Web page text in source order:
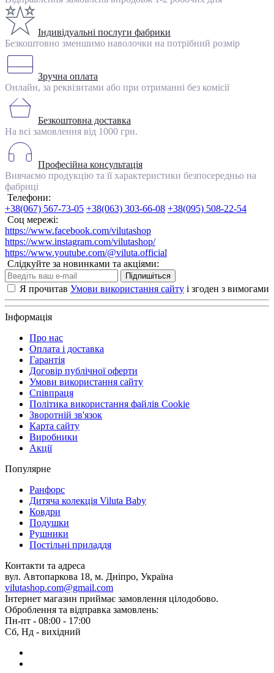
Індивідуальні послуги фабрики
Безкоштовно зменшимо наволочки на потрібний розмір
Зручна оплата
Онлайн, за реквізитами або при отриманні без комісії
Безкоштовна доставка
На всі замовлення від 1000 грн.
Професійна консультація
Вивчаємо продукцію та її характеристики безпосередньо на
фабриці
Телефони:
+38(067) 567-73-05 +38(063) 303-66-08 +38(095) 508-22-54
Соц мережі:
https://www.facebook.com/vilutashop
https://www.instagram.com/vilutashop/
https://www.youtube.com/@viluta.official
Слідкуйте за новинками та акціями:
Підпишіться
Я прочитав Умови використання сайту і згоден з вимогами
Інформація
Про нас
Оплата і доставка
Гарантія
Договір публічної оферти
Умови використання сайту
Співпраця
Політика використання файлів Cookie
Зворотній зв'язок
Карта сайту
Виробники
Акції
Популярне
Ранфорс
Дитяча колекція Viluta Baby
Ковдри
Подушки
Рушники
Постільні приладдя
Контакти та адреса
вул. Автопаркова 18, м. Дніпро, Україна
vilutashop.com@gmail.com
Інтернет магазин приймає замовлення цілодобово.
Оброблення та відправка замовлень:
Пн-пт - 08:00 - 17:00
Сб, Нд - вихідний